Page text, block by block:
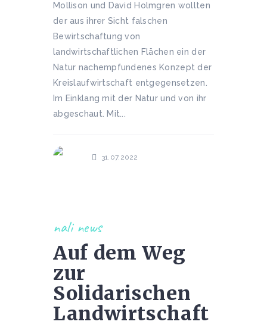
Mollison und David Holmgren wollten
der aus ihrer Sicht falschen
Bewirtschaftung von
landwirtschaftlichen Flächen ein der
Natur nachempfundenes Konzept der
Kreislaufwirtschaft entgegensetzen.
Im Einklang mit der Natur und von ihr
abgeschaut. Mit...
31.07.2022
nali news
Auf dem Weg
zur
Solidarischen
Landwirtschaft